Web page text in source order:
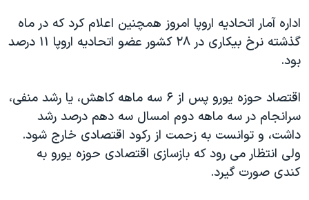
اداره آمار اتحادیه اروپا امروز همچنین اعلام کرد که در ماه
گذشته نرخ بیکاری در ۲۸ کشور عضو اتحادیه اروپا ۱۱ درصد
بود.
اقتصاد حوزه یورو پس از ۶ سه ماهه کاهش، یا رشد منفی،
سرانجام در سه ماهه دوم امسال سه دهم درصد رشد
داشت، و توانست به زحمت از رکود اقتصادی خارج شود.
ولی انتظار می رود که بازسازی اقتصادی حوزه یورو به
کندی صورت گیرد.